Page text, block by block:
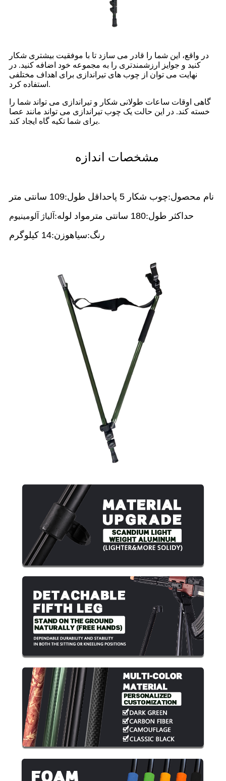
در واقع، این شما را قادر می سازد تا با موفقیت بیشتری شکار
کنید و جوایز ارزشمندتری را به مجموعه خود اضافه کنید. در
نهایت می توان از چوب های تیراندازی برای اهداف مختلفی
استفاده کرد.
گاهی اوقات ساعات طولانی شکار و تیراندازی می تواند شما را
خسته کند. در این حالت یک چوب تیراندازی می تواند مانند عصا
برای شما تکیه گاه ایجاد کند.
مشخصات اندازه
نام محصول:چوب شکار 5 پا حداقل طول:109 سانتی متر
حداکثر طول:180 سانتی متر مواد لوله: آلیاژ آلومینیوم
رنگ:سیاهوزن:14 کیلوگرم